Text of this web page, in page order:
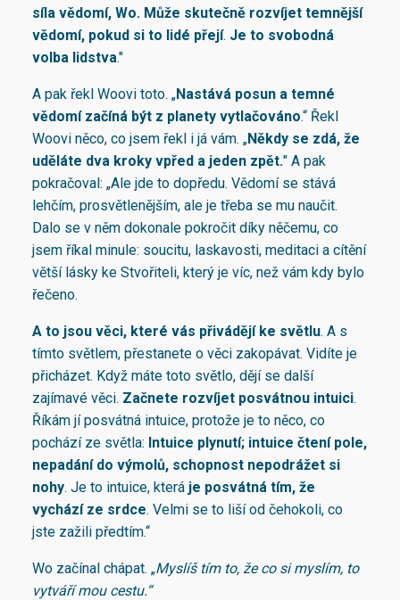
síla vědomí, Wo. Může skutečně rozvíjet temnější
vědomí, pokud si to lidé přejí. Je to svobodná
volba lidstva."
A pak řekl Woovi toto. „Nastává posun a temné
vědomí začíná být z planety vytlačováno.“ Řekl
Woovi něco, co jsem řekl i já vám. „Někdy se zdá, že
uděláte dva kroky vpřed a jeden zpět." A pak
pokračoval: „Ale jde to dopředu. Vědomí se stává
lehčím, prosvětlenějším, ale je třeba se mu naučit.
Dalo se v něm dokonale pokročit díky něčemu, co
jsem říkal minule: soucitu, laskavosti, meditaci a cítění
větší lásky ke Stvořiteli, který je víc, než vám kdy bylo
řečeno.
A to jsou věci, které vás přivádějí ke světlu. A s
tímto světlem, přestanete o věci zakopávat. Vidíte je
přicházet. Když máte toto světlo, dějí se další
zajímavé věci. Začnete rozvíjet posvátnou intuici.
Říkám jí posvátná intuice, protože je to něco, co
pochází ze světla: Intuice plynutí; intuice čtení pole,
nepadání do výmolů, schopnost nepodrážet si
nohy. Je to intuice, která je posvátná tím, že
vychází ze srdce. Velmi se to liší od čehokoli, co
jste zažili předtím.“
Wo začínal chápat. „Myslíš tím to, že co si myslím, to
vytváří mou cestu.“